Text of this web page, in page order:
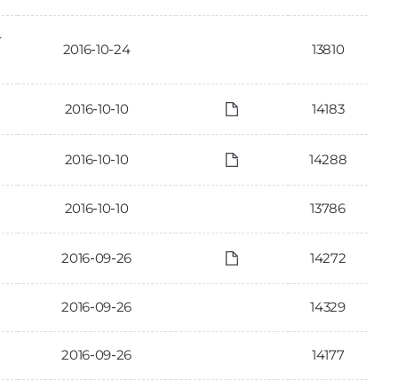
2016-10-24 13810
2016-10-10 14183
2016-10-10 14288
2016-10-10 13786
2016-09-26 14272
2016-09-26 14329
2016-09-26 14177